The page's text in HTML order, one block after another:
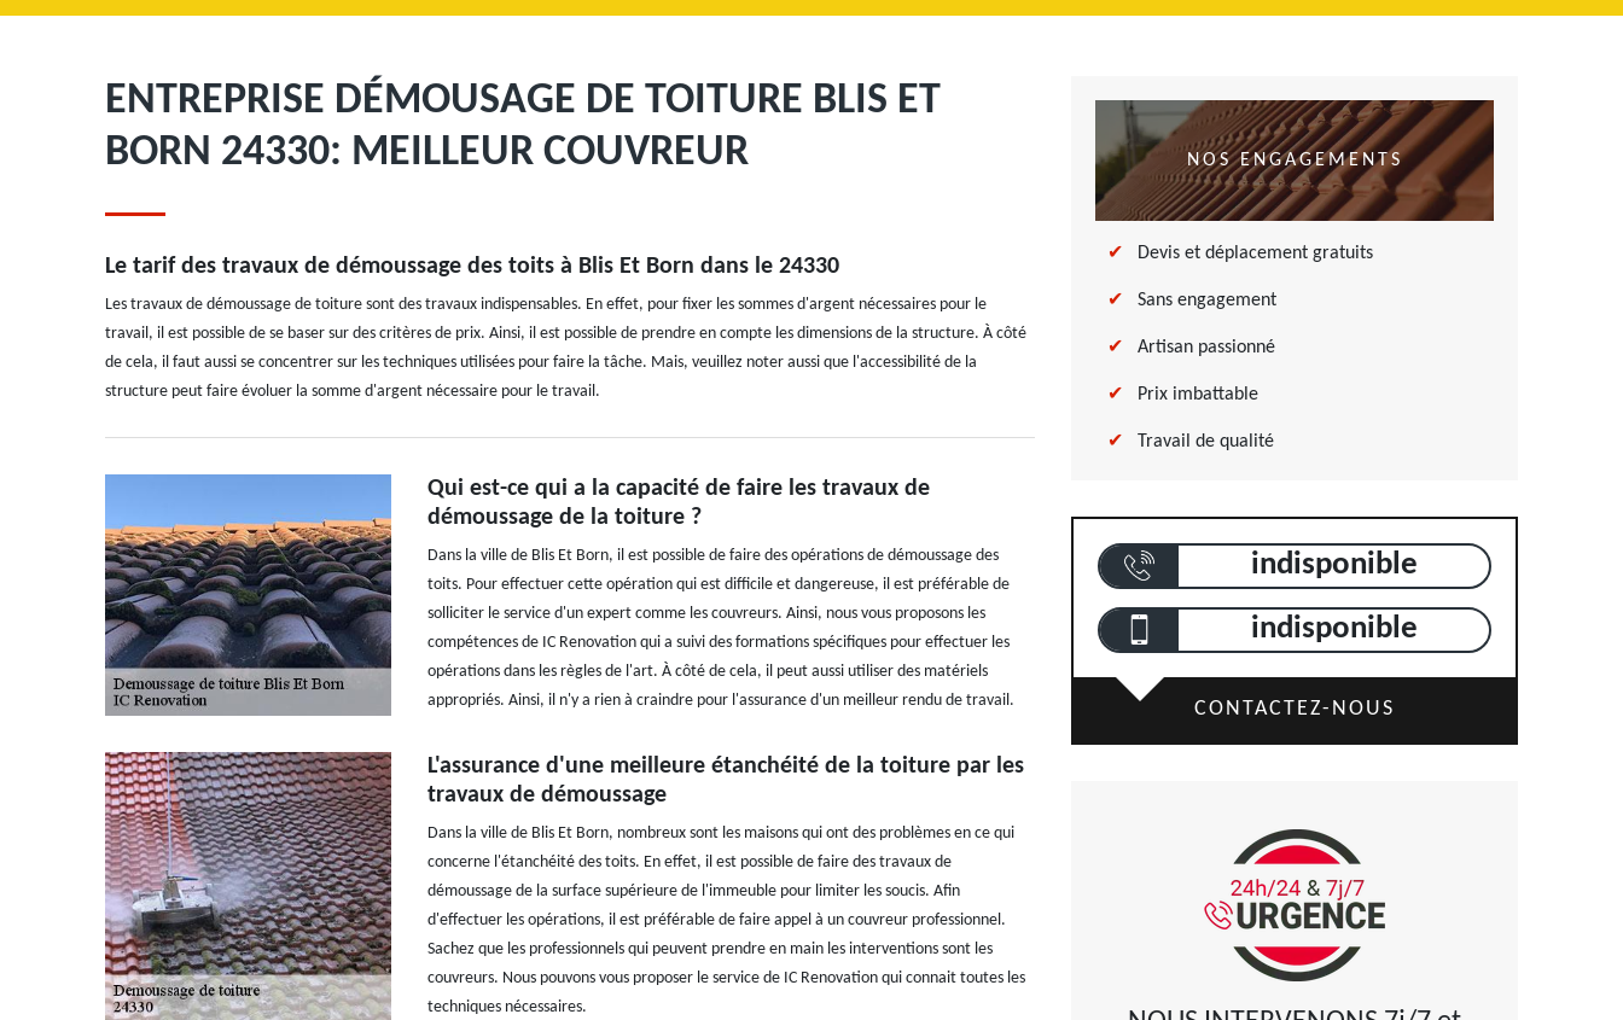
ENTREPRISE DÉMOUSAGE DE TOITURE BLIS ET
BORN 24330: MEILLEUR COUVREUR
Le tarif des travaux de démoussage des toits à Blis Et Born dans le 24330
Les travaux de démoussage de toiture sont des travaux indispensables. En effet, pour fixer les sommes d'argent nécessaires pour le
travail, il est possible de se baser sur des critères de prix. Ainsi, il est possible de prendre en compte les dimensions de la structure. À côté
de cela, il faut aussi se concentrer sur les techniques utilisées pour faire la tâche. Mais, veuillez noter aussi que l'accessibilité de la
structure peut faire évoluer la somme d'argent nécessaire pour le travail.
Qui est-ce qui a la capacité de faire les travaux de
démoussage de la toiture ?
Dans la ville de Blis Et Born, il est possible de faire des opérations de démoussage des
toits. Pour effectuer cette opération qui est difficile et dangereuse, il est préférable de
solliciter le service d'un expert comme les couvreurs. Ainsi, nous vous proposons les
compétences de IC Renovation qui a suivi des formations spécifiques pour effectuer les
opérations dans les règles de l'art. À côté de cela, il peut aussi utiliser des matériels
appropriés. Ainsi, il n'y a rien à craindre pour l'assurance d'un meilleur rendu de travail.
L'assurance d'une meilleure étanchéité de la toiture par les
travaux de démoussage
Dans la ville de Blis Et Born, nombreux sont les maisons qui ont des problèmes en ce qui
concerne l'étanchéité des toits. En effet, il est possible de faire des travaux de
démoussage de la surface supérieure de l'immeuble pour limiter les soucis. Afin
d'effectuer les opérations, il est préférable de faire appel à un couvreur professionnel.
Sachez que les professionnels qui peuvent prendre en main les interventions sont les
couvreurs. Nous pouvons vous proposer le service de IC Renovation qui connait toutes les
techniques nécessaires.
NOS ENGAGEMENTS
Devis et déplacement gratuits
Sans engagement
Artisan passionné
Prix imbattable
Travail de qualité
indisponible
indisponible
CONTACTEZ-NOUS